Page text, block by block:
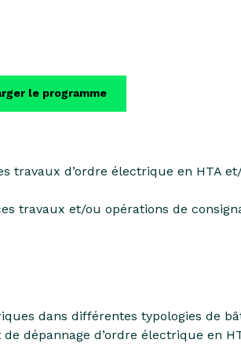
le programme
travaux d’ordre électrique en HTA
travaux et/ou opérations de
dans différentes typologies de
dépannage d’ordre électrique en